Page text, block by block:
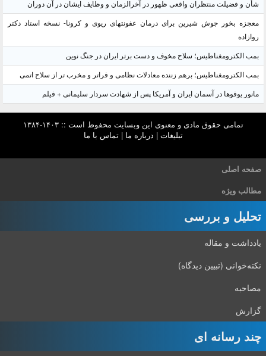
شأن و فضیلت منتظران واقعی ظهور در آخرالزمان و وظایف ایشان در آن دوران
معجزه بخور جوش شیرین برای درمان عفونتهای ریوی و کرونا- نسخه استاد دکتر
روازاده
بمب الکترومغناطیس؛ سلاح مخوف و دست برتر ایران در جنگ نوین
بمب الکترومغناطیس؛ برهم زننده معادلات نظامی و فراتر و مخرب تر از سلاح اتمی
مانور یوفوها در آسمان ایران و آمریکا پس از شهادت سردار سلیمانی + فیلم
تمامی حقوق مادی و معنوی این وبسایت محفوظ است :: ۱۴۰۳-۱۳۸۴
تبلیغات | درباره ما |تماس با ما
صفحه اصلی
مطالب ویژه
تحلیل و بررسی
یادداشت و مقاله
نکته‌خوانی (تبیین دیدگاه)
مصاحبه
گزارش
چند رسانه ای